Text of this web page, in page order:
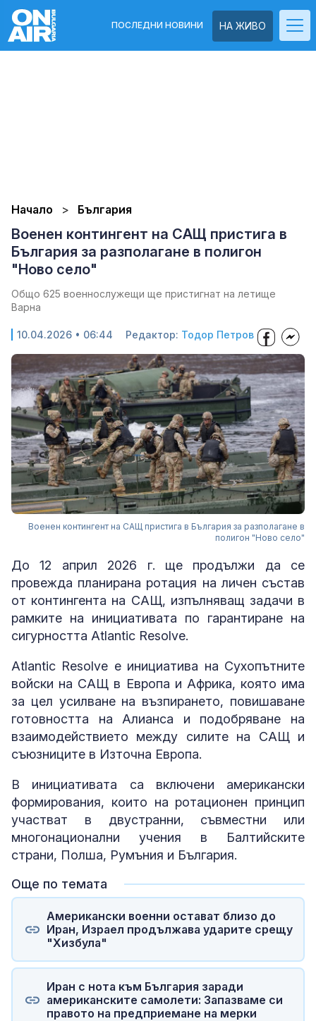
НА ЖИВО
ПОСЛЕДНИ НОВИНИ
Начало България
Военен контингент на САЩ пристига в
България за разполагане в полигон
"Ново село"
Общо 625 военнослужещи ще пристигнат на летище
Варна
10.04.2026 • 06:44 Редактор: Тодор Петров
Военен контингент на САЩ пристига в България за разполагане в
полигон "Ново село"
До 12 април 2026 г. ще продължи да се
провежда планирана ротация на личен състав
от контингента на САЩ, изпълняващ задачи в
рамките на инициативата по гарантиране на
сигурността Atlantic Resolve.
Atlantic Resolve е инициатива на Сухопътните
войски на САЩ в Европа и Африка, която има
за цел усилване на възпирането, повишаване
готовността на Алианса и подобряване на
взаимодействието между силите на САЩ и
съюзниците в Източна Европа.
В инициативата са включени американски
формирования, които на ротационен принцип
участват в двустранни, съвместни или
многонационални учения в Балтийските
страни, Полша, Румъния и България.
Още по темата
Американски военни остават близо до
Иран, Израел продължава ударите срещу
"Хизбула"
Иран с нота към България заради
американските самолети: Запазваме си
правото на предприемане на мерки